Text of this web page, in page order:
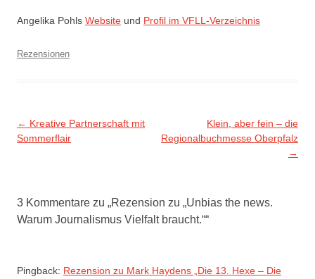
Angelika Pohls Website und Profil im VFLL-Verzeichnis
Rezensionen
Beitragsnavigation
← Kreative Partnerschaft mit
Sommerflair
Klein, aber fein – die
Regionalbuchmesse Oberpfalz
→
3 Kommentare zu „Rezension zu „Unbias the news.
Warum Journalismus Vielfalt braucht.““
Pingback: Rezension zu Mark Haydens „Die 13. Hexe – Die